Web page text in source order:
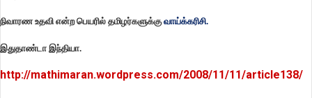
நிவாரண உதவி என்ற பெயரில் தமிழர்களுக்குவாய்க்கரிசி.
இதுதாண்டா இந்தியா.
http://mathimaran.wordpress.com/2008/11/11/article138/